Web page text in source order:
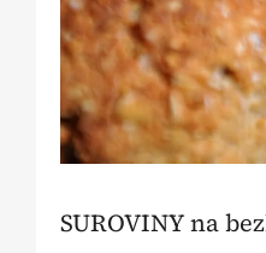
SUROVINY na